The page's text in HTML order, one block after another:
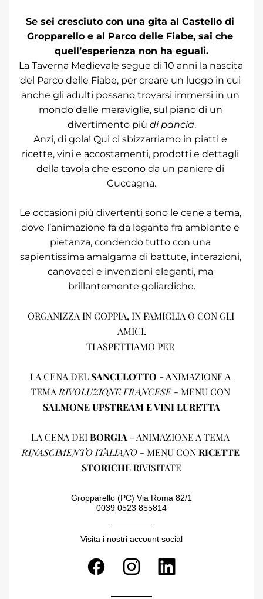
Se sei cresciuto con una gita al Castello di
Gropparello e al Parco delle Fiabe, sai che
quell’esperienza non ha eguali.
La Taverna Medievale segue di 10 anni la nascita
del Parco delle Fiabe, per creare un luogo in cui
anche gli adulti possano trovarsi immersi in un
mondo delle meraviglie, sul piano di un
divertimento più di pancia.
Anzi, di gola! Qui ci sbizzarriamo in piatti e
ricette, vini e accostamenti, prodotti e dettagli
della tavola che escono da un paniere di
Cuccagna.
Le occasioni più divertenti sono le cene a tema,
dove l’animazione fa da legante fra ambiente e
pietanza, condendo tutto con una
sapientissima amalgama di battute, interazioni,
canovacci e invenzioni eleganti, ma
brillantemente goliardiche.
ORGANIZZA IN COPPIA, IN FAMIGLIA O CON GLI
AMICI.
TI ASPETTIAMO PER
LA CENA DEL SANCULOTTO - ANIMAZIONE A
TEMA RIVOLUZIONE FRANCESE
SALMONE UPSTREAM E VINI LURETTA
LA CENA DEI BORGIA
RINASCIMENTO ITALIANO - MENU CON RICETTE
STORICHE RIVISITATE
Gropparello (PC) Via Roma 82/1
0039 0523 855814
Visita i nostri account social